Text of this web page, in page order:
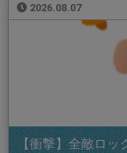
2026.08.07
【衝撃】全敵ロッ